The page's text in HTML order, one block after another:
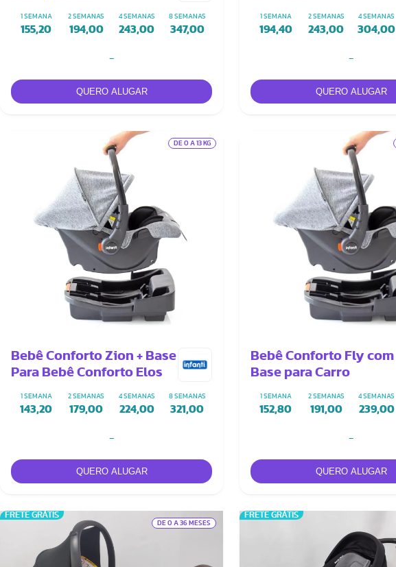
1 SEMANA
155,20
2 SEMANAS
194,00
4 SEMANAS
243,00
8 SEMANAS
347,00
-
1 SEMANA
194,40
2 SEMANAS
243,00
4 SEMANAS
304,00
-
DE 0 A 13 KG
Bebê Conforto Zion + Base
Para Bebê Conforto Elos
1 SEMANA
143,20
2 SEMANAS
179,00
4 SEMANAS
224,00
8 SEMANAS
321,00
-
Bebê Conforto Fly com
Base para Carro
1 SEMANA
152,80
2 SEMANAS
191,00
4 SEMANAS
239,00
-
FRETE GRÁTIS
DE 0 A 36 MESES
FRETE GRÁTIS